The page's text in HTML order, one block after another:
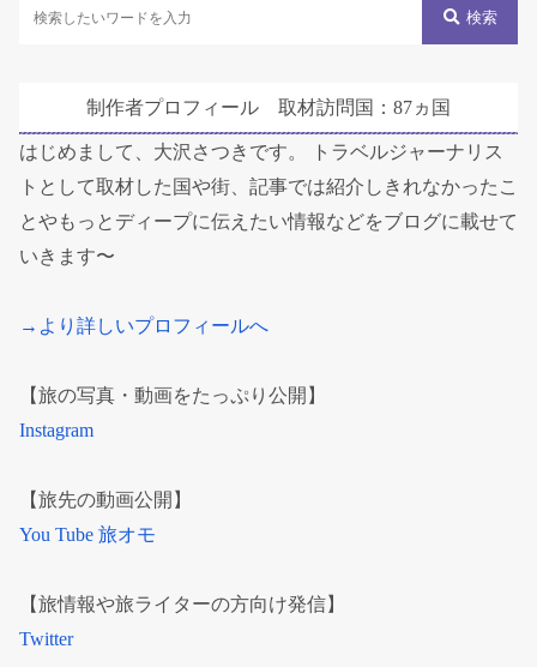
テ
検索
制作者プロフィール 取材訪問国：87ヵ国
はじめまして、大沢さつきです。 トラベルジャーナリス
トとして取材した国や街、記事では紹介しきれなかったこ
とやもっとディープに伝えたい情報などをブログに載せて
いきます〜
→より詳しいプロフィールへ
【旅の写真・動画をたっぷり公開】
Instagram
【旅先の動画公開】
You Tube 旅オモ
【旅情報や旅ライターの方向け発信】
Twitter